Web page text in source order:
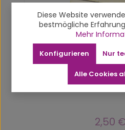
2,50 €
Diese Website
bestmögliche
Mehr
Nur
Konfigurieren
Alle Cookies